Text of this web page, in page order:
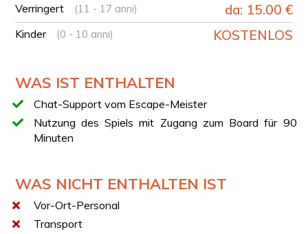
VERFÜGBARE TAGE UND ZEITEN
Das Erlebnis ist an jedem Tag mit flexiblen Zeiten (von
abgestimmt werden.
SPEZIELLE EVENTS UND TEAMBUILDING
Kontaktiere uns privat, um ein maßgeschneidertes
Angebot für deinen Geburtstag, deine Abschlussfeier
Verringert (11 - 17 anni) da: 15.00 €
Kinder (0 - 10 anni) KOSTENLOS
WAS IST ENTHALTEN
Chat-Support vom Escape-Meister
Nutzung des Spiels mit Zugang zum Board für 90
Minuten
WAS NICHT ENTHALTEN IST
Vor-Ort-Personal
Transport